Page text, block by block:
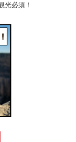
光必須！